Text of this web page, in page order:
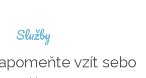
Služby
vzít sebo